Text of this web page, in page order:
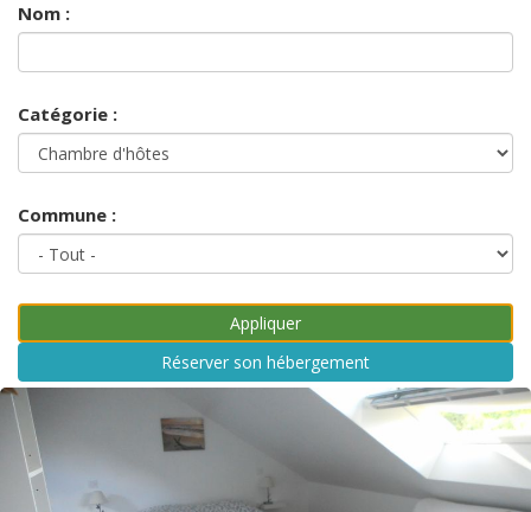
Nom :
Catégorie :
Commune :
Réserver son hébergement